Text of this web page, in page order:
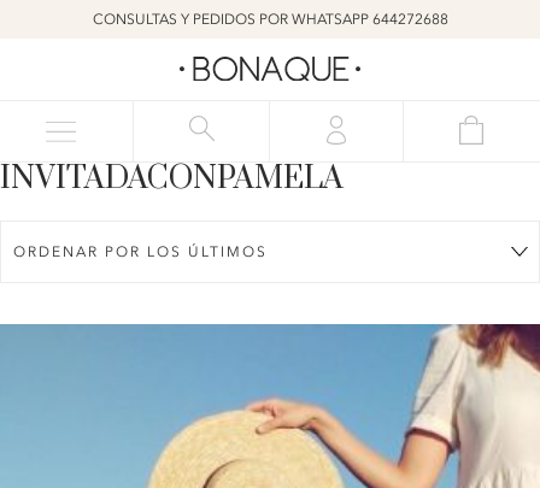
CONSULTAS Y PEDIDOS POR WHATSAPP 644272688
INVITADACONPAMELA